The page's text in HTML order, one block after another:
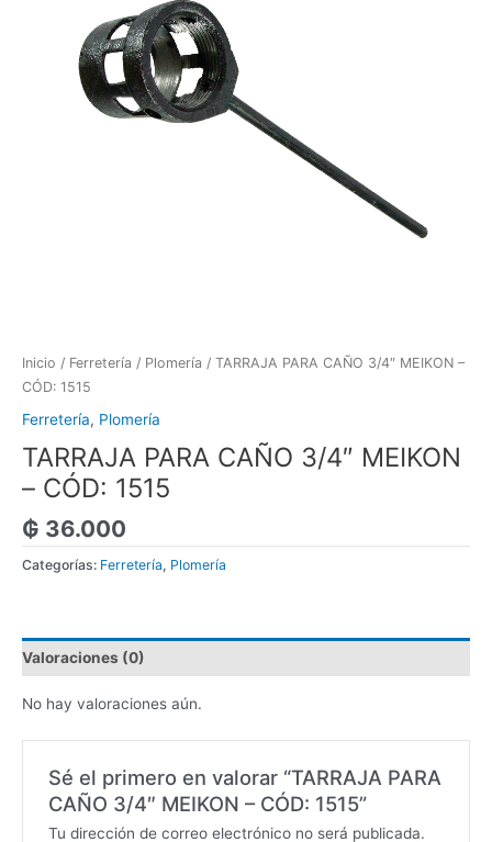
Inicio / Ferretería / Plomería / TARRAJA PARA CAÑO 3/4″ MEIKON –
CÓD: 1515
Ferretería, Plomería
TARRAJA PARA CAÑO 3/4″ MEIKON
– CÓD: 1515
₲ 36.000
Categorías: Ferretería, Plomería
Valoraciones (0)
No hay valoraciones aún.
Sé el primero en valorar “TARRAJA PARA
CAÑO 3/4″ MEIKON – CÓD: 1515”
Tu dirección de correo electrónico no será publicada.